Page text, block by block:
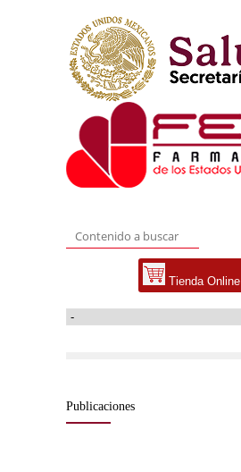
Tienda Online
Publicaciones